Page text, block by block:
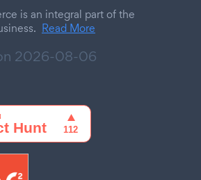
is an integral part of the
Read More
2026-08-06